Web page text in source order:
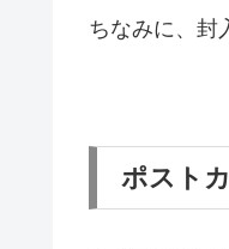
ちなみに、封
ポスト